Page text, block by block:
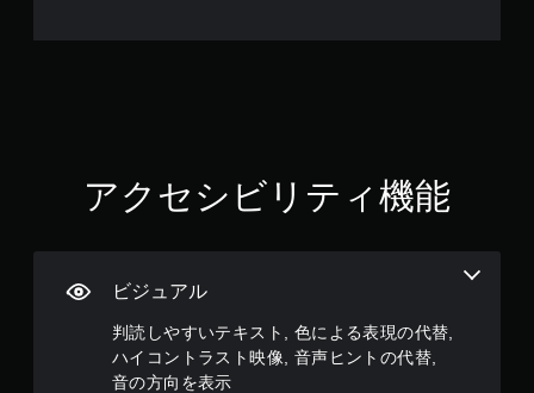
アクセシビリティ機能
ビジュアル
判読しやすいテキスト, 色による表現の代替,
ハイコントラスト映像, 音声ヒントの代替,
音の方向を表示
す
向
を
視
情
報
に